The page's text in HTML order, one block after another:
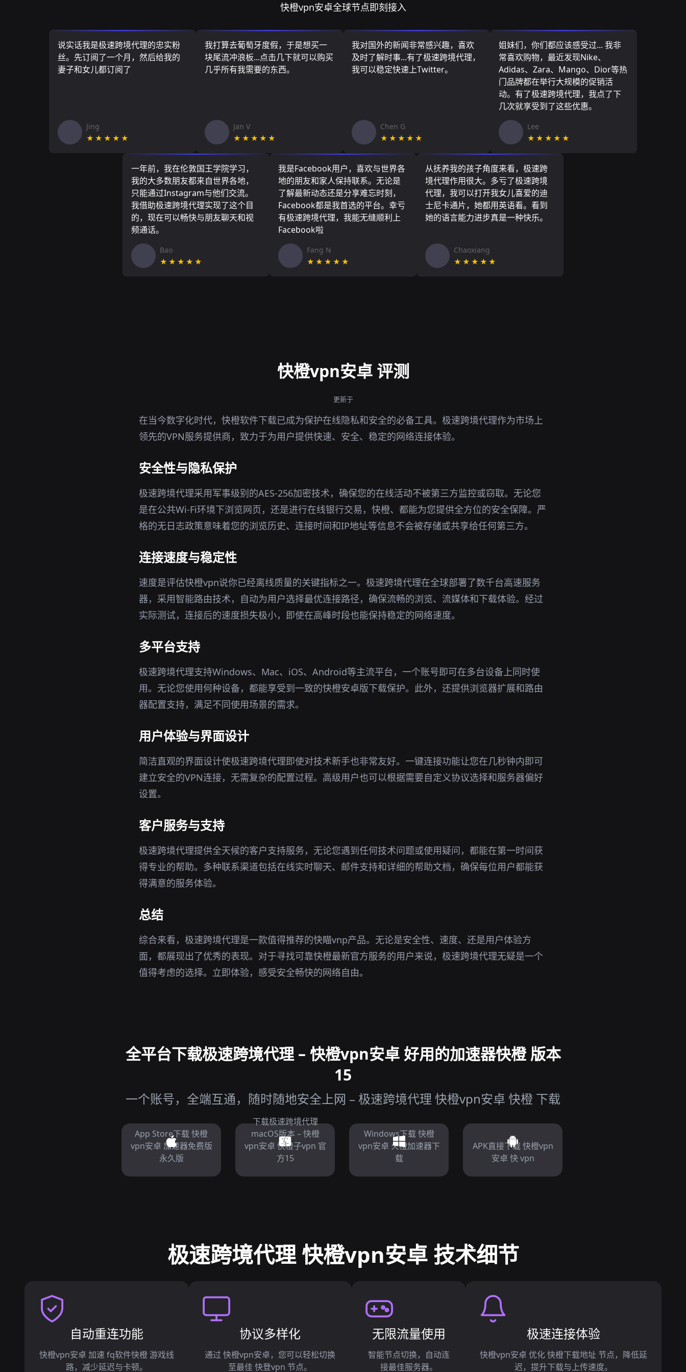
快橙vpn安卓全球节点即刻接入
说实话我是极速跨境代理的忠实粉
丝。先订阅了一个月，然后给我的
妻子和女儿都订阅了
Jing
★★★★★
我打算去葡萄牙度假，于是想买一
块尾流冲浪板...点击几下就可以购买
几乎所有我需要的东西。
Jan V
★★★★★
我对国外的新闻非常感兴趣，喜欢
及时了解时事...有了极速跨境代理，
我可以稳定快速上Twitter。
Chen G
★★★★★
姐妹们，你们都应该感受过... 我非
常喜欢购物，最近发现Nike、
Adidas、Zara、Mango、Dior等热
门品牌都在举行大规模的促销活
动。有了极速跨境代理，我点了下
几次就享受到了这些优惠。
Lee
★★★★★
一年前，我在伦敦国王学院学习，
我的大多数朋友都来自世界各地，
只能通过Instagram与他们交流。
我借助极速跨境代理实现了这个目
的，现在可以畅快与朋友聊天和视
频通话。
Bao
★★★★★
我是Facebook用户，喜欢与世界各
地的朋友和家人保持联系。无论是
了解最新动态还是分享难忘时刻，
Facebook都是我首选的平台。幸亏
有极速跨境代理，我能无缝顺利上
Facebook啦
Fang N
★★★★★
从抚养我的孩子角度来看，极速跨
境代理作用很大。多亏了极速跨境
代理，我可以打开我女儿喜爱的迪
士尼卡通片，她都用英语看。看到
她的语言能力进步真是一种快乐。
Chaoxiang
★★★★★
快橙vpn安卓 评测
更新于
在当今数字化时代，快橙软件下载已成为保护在线隐私和安全的必备工具。极速跨境代理作为市场上
领先的VPN服务提供商，致力于为用户提供快速、安全、稳定的网络连接体验。
安全性与隐私保护
极速跨境代理采用军事级别的AES-256加密技术，确保您的在线活动不被第三方监控或窃取。无论您
是在公共Wi-Fi环境下浏览网页，还是进行在线银行交易，快橙、都能为您提供全方位的安全保障。严
格的无日志政策意味着您的浏览历史、连接时间和IP地址等信息不会被存储或共享给任何第三方。
连接速度与稳定性
速度是评估快橙vpn说你已经离线质量的关键指标之一。极速跨境代理在全球部署了数千台高速服务
器，采用智能路由技术，自动为用户选择最优连接路径，确保流畅的浏览、流媒体和下载体验。经过
实际测试，连接后的速度损失极小，即使在高峰时段也能保持稳定的网络速度。
多平台支持
极速跨境代理支持Windows、Mac、iOS、Android等主流平台，一个账号即可在多台设备上同时使
用。无论您使用何种设备，都能享受到一致的快橙安卓版下载保护。此外，还提供浏览器扩展和路由
器配置支持，满足不同使用场景的需求。
用户体验与界面设计
简洁直观的界面设计使极速跨境代理即使对技术新手也非常友好。一键连接功能让您在几秒钟内即可
建立安全的VPN连接，无需复杂的配置过程。高级用户也可以根据需要自定义协议选择和服务器偏好
设置。
客户服务与支持
极速跨境代理提供全天候的客户支持服务，无论您遇到任何技术问题或使用疑问，都能在第一时间获
得专业的帮助。多种联系渠道包括在线实时聊天、邮件支持和详细的帮助文档，确保每位用户都能获
得满意的服务体验。
总结
综合来看，极速跨境代理是一款值得推荐的快瞄vnp产品。无论是安全性、速度、还是用户体验方
面，都展现出了优秀的表现。对于寻找可靠快橙最新官方服务的用户来说，极速跨境代理无疑是一个
值得考虑的选择。立即体验，感受安全畅快的网络自由。
全平台下载极速跨境代理 – 快橙vpn安卓 好用的加速器快橙 版本
15
一个账号，全端互通，随时随地安全上网 – 极速跨境代理 快橙vpn安卓 快橙 下载
App Store下载 快橙
vpn安卓 加速器免费版
永久版
下载极速跨境代理
macOS版本 – 快橙
vpn安卓 快橙子vpn 官
方15
Windows下载 快橙
vpn安卓 火橙加速器下
载
APK直接下载 快橙vpn
安卓 快 vpn
极速跨境代理 快橙vpn安卓 技术细节
自动重连功能
快橙vpn安卓 加速 fq软件快橙 游戏线
路，减少延迟与卡顿。
协议多样化
通过 快橙vpn安卓，您可以轻松切换
至最佳 快登vpn 节点。
无限流量使用
智能节点切换，自动连
接最佳服务器。
极速连接体验
快橙vpn安卓 优化 快橙下载地址 节点，降低延
迟，提升下载与上传速度。